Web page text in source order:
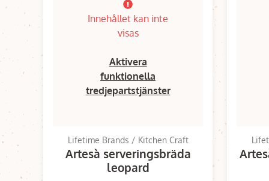
Innehållet kan inte
visas
Aktivera
funktionella
tredjepartstjänster
Lifetime Brands / Kitchen Craft
Artesà serveringsbräda
leopard